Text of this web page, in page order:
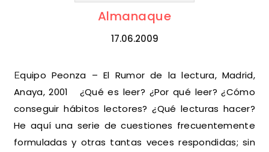
Almanaque
17.06.2009
Equipo Peonza – El Rumor de la lectura, Madrid,
Anaya, 2001 ¿Qué es leer? ¿Por qué leer? ¿Cómo
conseguir hábitos lectores? ¿Qué lecturas hacer?
He aquí una serie de cuestiones frecuentemente
formuladas y otras tantas veces respondidas; sin